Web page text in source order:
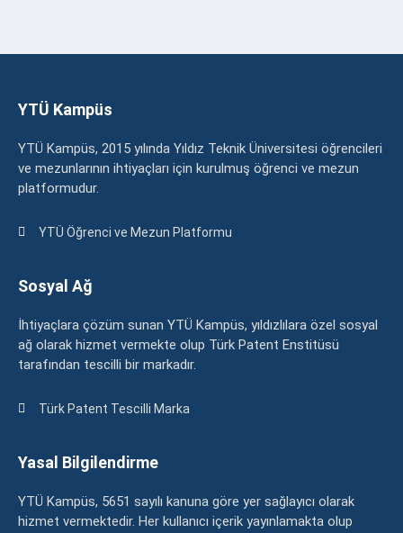
YTÜ Kampüs
YTÜ Kampüs, 2015 yılında Yıldız Teknik Üniversitesi öğrencileri
ve mezunlarının ihtiyaçları için kurulmuş öğrenci ve mezun
platformudur.
YTÜ Öğrenci ve Mezun Platformu
Sosyal Ağ
İhtiyaçlara çözüm sunan YTÜ Kampüs, yıldızlılara özel sosyal
ağ olarak hizmet vermekte olup Türk Patent Enstitüsü
tarafından tescilli bir markadır.
Türk Patent Tescilli Marka
Yasal Bilgilendirme
YTÜ Kampüs, 5651 sayılı kanuna göre yer sağlayıcı olarak
hizmet vermektedir. Her kullanıcı içerik yayınlamakta olup